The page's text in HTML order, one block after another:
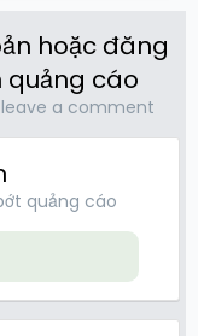
hoặc đăng
quảng cáo
a comment
quảng cáo